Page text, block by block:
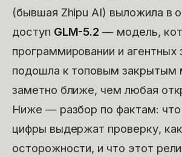
(бывшая Zhipu AI) выложила в
доступ GLM-5.2 — модель,
программировании и агентных
подошла к топовым закрытым
заметно ближе, чем любая
Ниже — разбор по фактам: что
цифры выдержат проверку,
осторожности, и что этот